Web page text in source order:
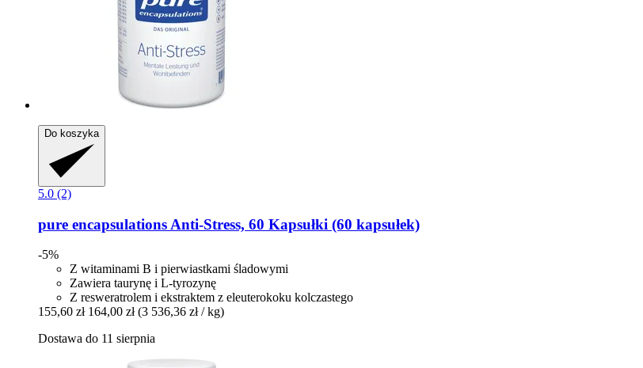
Do koszyka
5.0 (2)
pure encapsulations Anti-​Stress, 60 Kapsułki (60 kapsułek)
-5%
Z witaminami B i pierwiastkami śladowymi
Zawiera taurynę i L-tyrozynę
Z resweratrolem i ekstraktem z eleuterokoku kolczastego
155,60 zł 164,00 zł (3 536,36 zł / kg)
Dostawa do 11 sierpnia